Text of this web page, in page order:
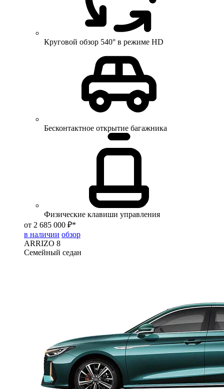
Круговой обзор 540° в режиме HD
Бесконтактное открытие багажника
Физические клавиши управления
от 2 685 000 ₽*
в наличии обзор
ARRIZO 8
Семейный седан